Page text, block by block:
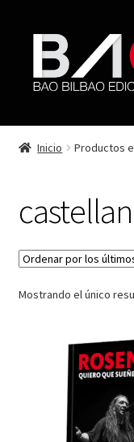
TIENDA
AUTORES
REVISTA BAO
CONTACTO
FINALIZAR COMPRA
Inicio Productos
Mostrando el único